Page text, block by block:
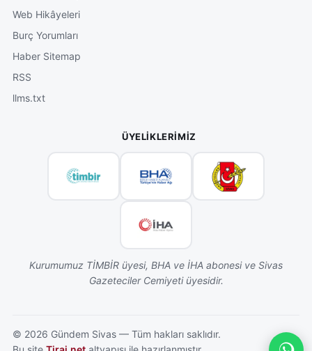
Web Hikâyeleri
Burç Yorumları
Haber Sitemap
RSS
llms.txt
ÜYELIKLERIMIZ
Kurumumuz TİMBİR üyesi, BHA ve İHA abonesi ve Sivas
Gazeteciler Cemiyeti üyesidir.
© 2026 Gündem Sivas — Tüm hakları saklıdır.